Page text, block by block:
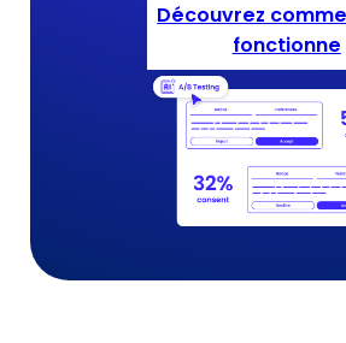
Découvrez
fonctionne